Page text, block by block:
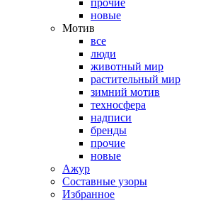
прочие
новые
Мотив
все
люди
животный мир
растительный мир
зимний мотив
техносфера
надписи
бренды
прочие
новые
Ажур
Составные узоры
Избранное